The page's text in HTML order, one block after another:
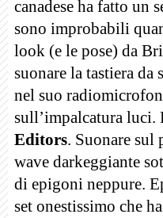
canadese ha fatto un
sono improbabili
look (e le pose) da
suonare la tastiera
nel suo
sull’impalcatura luci.
Editors. Suonare sul
wave darkeggiante
di epigoni neppure.
set onestissimo che